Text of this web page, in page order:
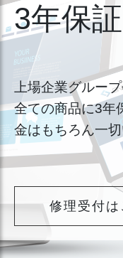
3年保証
上場企業グルー
全ての商品に3年
金はもちろん一
修理受付は